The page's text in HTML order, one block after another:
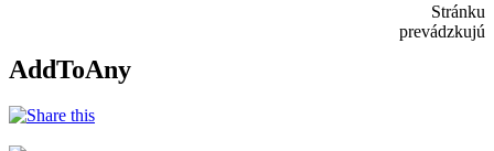
Stránku
prevádzkujú
AddToAny